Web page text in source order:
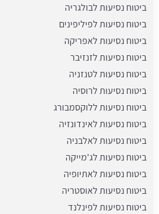
ביטוח נסיעות לבולגריה
ביטוח נסיעות לפיליפינים
ביטוח נסיעות לאפריקה
ביטוח נסיעות לזנזיבר
ביטוח נסיעות לטנזניה
ביטוח נסיעות לרוסיה
ביטוח נסיעות ללוקסמבורג
ביטוח נסיעות לאינדונזיה
ביטוח נסיעות לאלבניה
ביטוח נסיעות לג'מייקה
ביטוח נסיעות לאתיופיה
ביטוח נסיעות לאוסטריה
ביטוח נסיעות לפינלנד